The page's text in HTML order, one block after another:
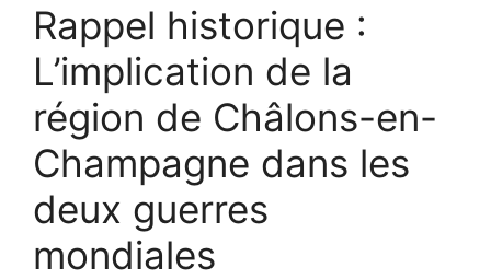
Rappel historique :
L’implication de la
région de Châlons-en-
Champagne dans les
deux guerres
mondiales